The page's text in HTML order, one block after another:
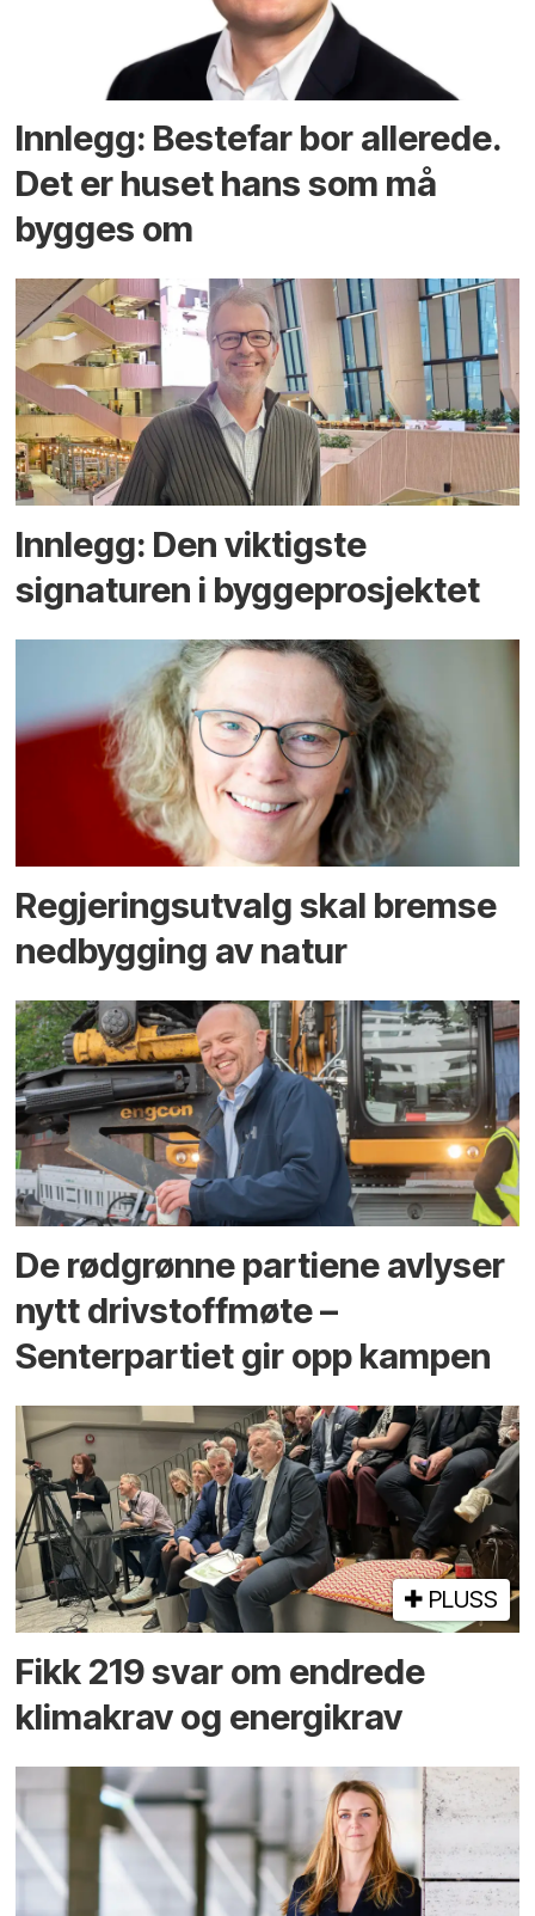
Innlegg: Bestefar bor allerede.
Det er huset hans som må
bygges om
Innlegg: Den viktigste
signaturen i bygge­­prosjektet
Regjerings­utvalg skal bremse
ned­bygging av natur
De rødgrønne partiene avlyser
nytt drivstoffmøte –
Senterpartiet gir opp kampen
PLUSS
Fikk 219 svar om endrede
klimakrav og energikrav